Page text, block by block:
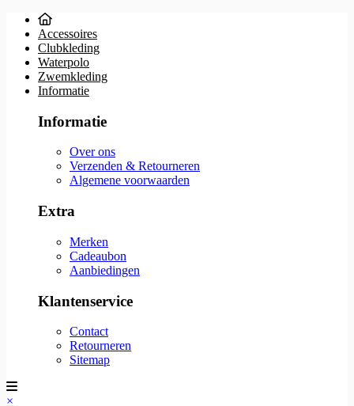
Accessoires
Clubkleding
Waterpolo
Zwemkleding
Informatie
Informatie
Over ons
Verzenden & Retourneren
Algemene voorwaarden
Extra
Merken
Cadeaubon
Aanbiedingen
Klantenservice
Contact
Retourneren
Sitemap
×